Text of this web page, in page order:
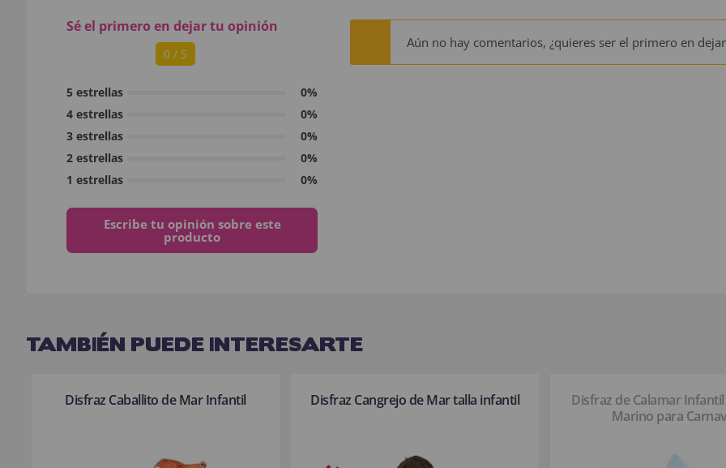
Sé el primero en dejar tu opinión
0 / 5
5 estrellas
0%
4 estrellas
0%
3 estrellas
0%
2 estrellas
0%
1 estrellas
0%
Escribe tu opinión sobre este
producto
Aún no hay comentarios, ¿quieres ser el primero en
TAMBIÉN PUEDE INTERESARTE
Disfraz Caballito de Mar Infantil Disfraz Cangrejo de Mar talla infantil
Disfraz de Calamar
Marino para